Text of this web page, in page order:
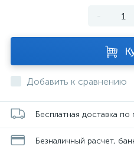
-
Добавить к сравнению
Бесплатная доставка по
Безналичный расчет,